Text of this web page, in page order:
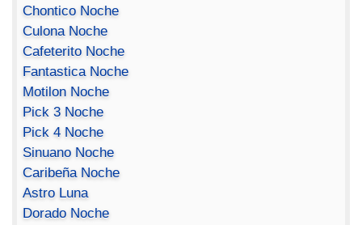
Chontico Noche
Culona Noche
Cafeterito Noche
Fantastica Noche
Motilon Noche
Pick 3 Noche
Pick 4 Noche
Sinuano Noche
Caribeña Noche
Astro Luna
Dorado Noche